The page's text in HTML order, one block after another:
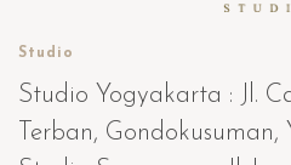
Studio
Studio Yogyakarta : Jl.
Terban,